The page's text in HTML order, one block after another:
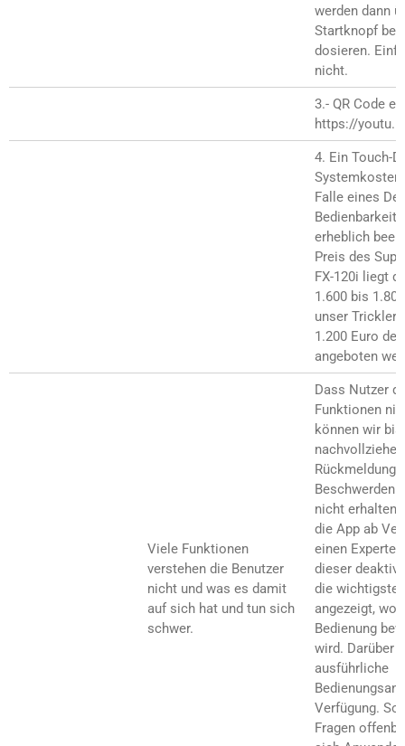
werden dann
Startknopf
dosieren.
nicht.
3.- QR Code
https://
4. Ein Touch-
Systemkosten
Falle eines
Bedienbarkeit
erheblich
Preis des
FX-120i liegt
1.600 bis
unser Trickler
1.200 Euro
angeboten
Viele Funktionen
verstehen die Benutzer
nicht und was es damit
auf sich hat und tun sich
schwer.
Dass Nutzer
Funktionen
können wir
Beschwerden
nicht erhalten.
die App ab
einen
dieser
die
angezeigt,
Bedienung
wird. Darüber
ausführliche
Verfügung.
Fragen